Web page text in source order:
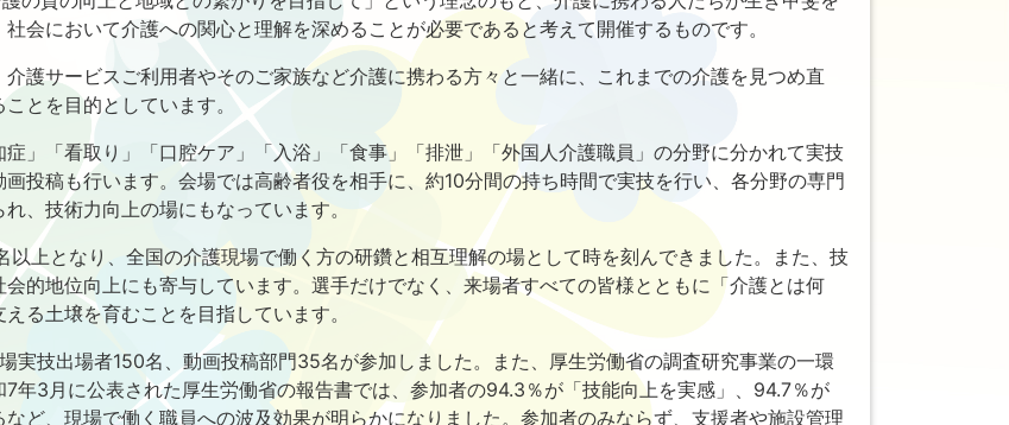
会において介護への関心と理解を深めることが必要であると考えて開催するものです。
護サービスご利用者やそのご家族など介護に携わる方々と一緒に、これまでの介護を見つめ直
とを目的としています。
」「看取り」「口腔ケア」「入浴」「食事」「排泄」「外国人介護職員」の分野に分かれて実技
投稿も行います。会場では高齢者役を相手に、約10分間の持ち時間で実技を行い、各分野の専門
、技術力向上の場にもなっています。
上となり、全国の介護現場で働く方の研鑽と相互理解の場として時を刻んできました。また、技
的地位向上にも寄与しています。選手だけでなく、来場者すべての皆様とともに「介護とは何
る土壌を育むことを目指しています。
実技出場者150名、動画投稿部門35名が参加しました。また、厚生労働省の調査研究事業の一環
年3月に公表された厚生労働省の報告書では、参加者の94.3％が「技能向上を実感」、94.7％が
ど、現場で働く職員への波及効果が明らかになりました。参加者のみならず、支援者や施設管理